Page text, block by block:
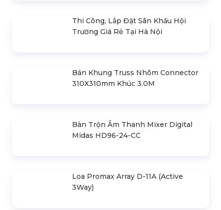
Trong Suốt
Trường Giá Rẻ Tại Hà Nội
310X310mm Khúc 3.0M